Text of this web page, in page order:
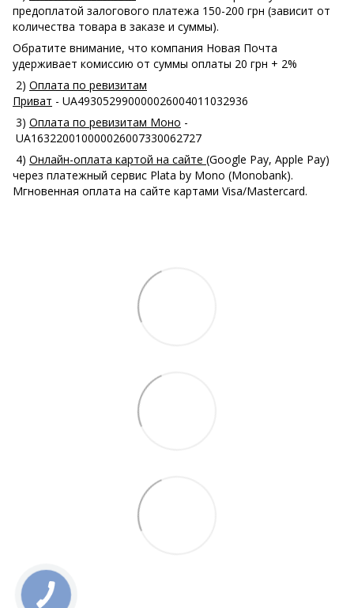
предоплатой залогового платежа 150-200 грн (зависит от
количества товара в заказе и суммы).
Обратите внимание, что компания Новая Почта
удерживает комиссию от суммы оплаты 20 грн + 2%
2) Оплата по ревизитам
Приват - UA493052990000026004011032936
3) Оплата по ревизитам Моно -
UA163220010000026007330062727
4) Онлайн-оплата картой на сайте (Google Pay, Apple Pay)
через платежный сервис Plata by Mono (Monobank).
Мгновенная оплата на сайте картами Visa/Mastercard.